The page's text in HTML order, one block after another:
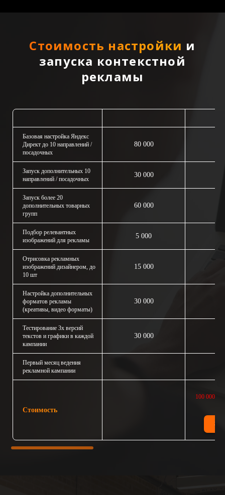
Стоимость настройки и
запуска контекстной
рекламы
Базовая настройка Яндекс
Директ до 10 направлений /
посадочных
80 000
Запуск дополнительных 10
направлений / посадочных
30 000
Запуск более 20
дополнительных товарных
групп
60 000
Подбор релевантных
изображений для рекламы
5 000
Отрисовка рекламных
изображений дизайнером, до
10 шт
15 000
Настройка дополнительных
форматов рекламы
(креативы, видео форматы)
30 000
Тестирование 3х версий
текстов и графики в каждой
кампании
30 000
Первый месяц ведения
рекламной кампании
Стоимость
100 000